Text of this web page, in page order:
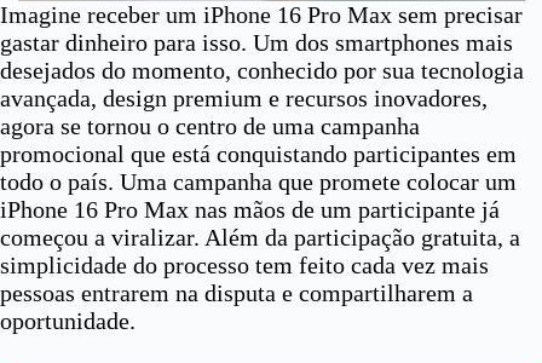
Imagine receber um iPhone 16 Pro Max sem precisar
gastar dinheiro para isso. Um dos smartphones mais
desejados do momento, conhecido por sua tecnologia
avançada, design premium e recursos inovadores,
agora se tornou o centro de uma campanha
promocional que está conquistando participantes em
todo o país. Uma campanha que promete colocar um
iPhone 16 Pro Max nas mãos de um participante já
começou a viralizar. Além da participação gratuita, a
simplicidade do processo tem feito cada vez mais
pessoas entrarem na disputa e compartilharem a
oportunidade.